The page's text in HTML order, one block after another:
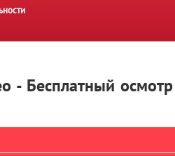
- Бесплатный